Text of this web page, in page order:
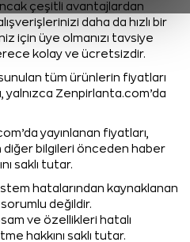
çeşitli avantajlardan
daha da hızlı bir
için üye olmanızı tavsiye
kolay ve ücretsizdir.
tüm ürünlerin fiyatları
yalnızca Zenpirlanta.com’da
yayınlanan fiyatları,
bilgileri önceden haber
saklı tutar.
hatalarından kaynaklanan
değildir.
ve özellikleri hatalı
hakkını saklı tutar.